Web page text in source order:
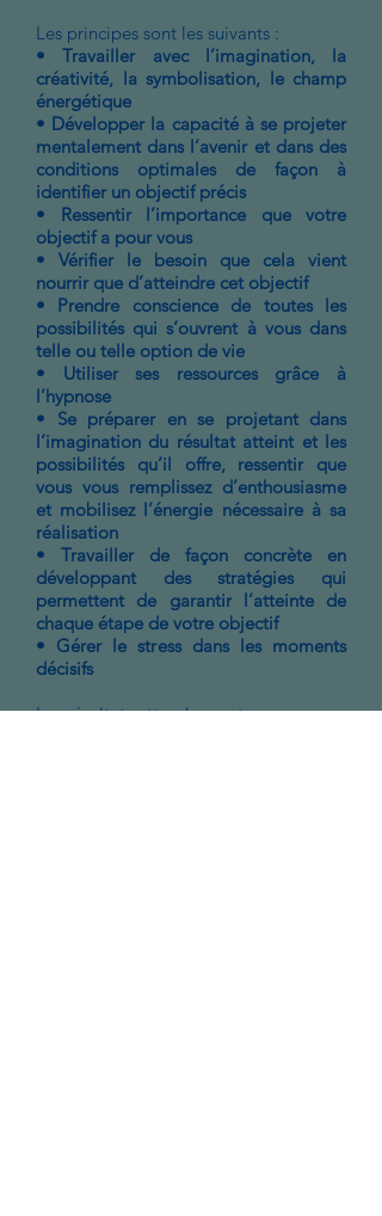
Les principes sont les suivants :
• Travailler avec l’imagination, la
créativité, la symbolisation, le champ
énergétique
• Développer la capacité à se projeter
mentalement dans l’avenir et dans des
conditions optimales de façon à
identifier un objectif précis
• Ressentir l’importance que votre
objectif a pour vous
• Vérifier le besoin que cela vient
nourrir que d’atteindre cet objectif
• Prendre conscience de toutes les
possibilités qui s’ouvrent à vous dans
telle ou telle option de vie
• Utiliser ses ressources grâce à
l’hypnose
• Se préparer en se projetant dans
l’imagination du résultat atteint et les
possibilités qu’il offre, ressentir que
vous vous remplissez d’enthousiasme
et mobilisez l’énergie nécessaire à sa
réalisation
• Travailler de façon concrète en
développant des stratégies qui
permettent de garantir l’atteinte de
chaque étape de votre objectif
• Gérer le stress dans les moments
décisifs
Les résultats attendus sont :